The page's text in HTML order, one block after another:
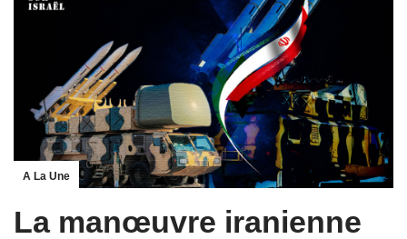
A La Une
La manœuvre iranienne